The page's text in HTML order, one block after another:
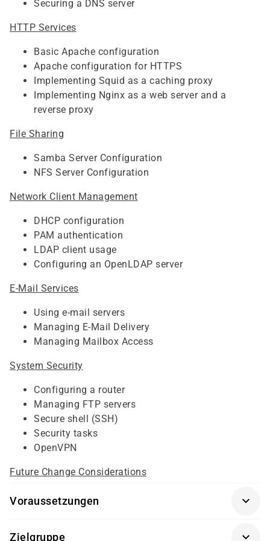
Securing a DNS server
HTTP Services
Basic Apache configuration
Apache configuration for HTTPS
Implementing Squid as a caching proxy
Implementing Nginx as a web server and a
reverse proxy
File Sharing
Samba Server Configuration
NFS Server Configuration
Network Client Management
DHCP configuration
PAM authentication
LDAP client usage
Configuring an OpenLDAP server
E-Mail Services
Using e-mail servers
Managing E-Mail Delivery
Managing Mailbox Access
System Security
Configuring a router
Managing FTP servers
Secure shell (SSH)
Security tasks
OpenVPN
Future Change Considerations
Voraussetzungen
folgende Vorkenntnisse mitbringen:
Zielgruppe